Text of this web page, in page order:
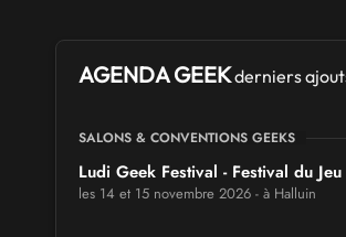
AGENDA GEEKderniers
SALONS & CONVENTIONS GEEKS
Ludi Geek Festival - Festival du
les 14 et 15 novembre 2026 - à Halluin